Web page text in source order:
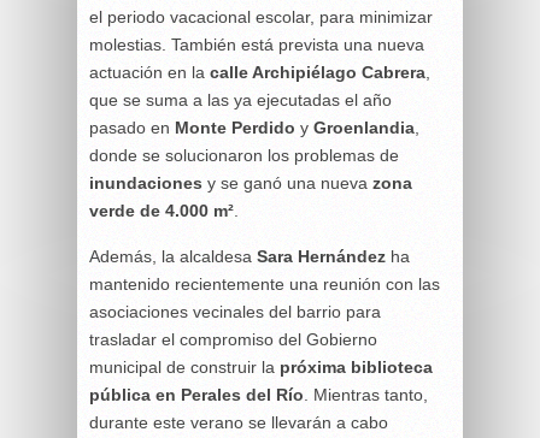
el periodo vacacional escolar, para minimizar
molestias. También está prevista una nueva
actuación en la calle Archipiélago Cabrera
que se suma a las ya ejecutadas el año
pasado en Monte Perdido y Groenlandia
donde se solucionaron los problemas de
inundaciones y se ganó una nueva zona
verde de 4.000 m²
Además, la alcaldesa Sara Hernández ha
mantenido recientemente una reunión con las
asociaciones vecinales del barrio para
trasladar el compromiso del Gobierno
municipal de construir la próxima biblioteca
pública en Perales del Río . Mientras tanto,
durante este verano se llevarán a cabo